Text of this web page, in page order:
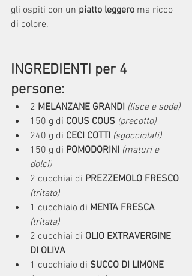
gli ospiti con un piatto leggero ma ricco
di colore.
INGREDIENTI per 4
persone:
2 MELANZANE GRANDI (lisce e sode)
150 g di COUS COUS (precotto)
240 g di CECI COTTI (sgocciolati)
150 g di POMODORINI (maturi e
dolci)
2 cucchiai di PREZZEMOLO FRESCO
(tritato)
1 cucchiaio di MENTA FRESCA
(tritata)
2 cucchiai di OLIO EXTRAVERGINE
DI OLIVA
1 cucchiaio di SUCCO DI LIMONE